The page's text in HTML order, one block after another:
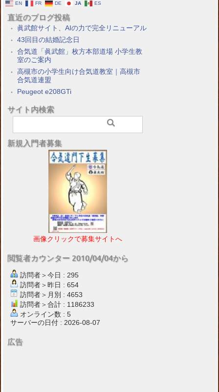
EN FR DE JA ES
直近のブログ投稿
眞武館サイト、AIの力で完全リニューアル
43回目の結婚記念日
合気道「眞武館」枚方本部道場 小学生教
室のご案内
高槻市の小学生向け合気道教室｜高槻市
合気道連盟
Peugeot e208GTi
サイト内検索
新規入門者募集
画像クリックで募集サイトへ
閲覧者カウンター 2010/04/04から
訪問者＞今日 : 295
訪問者＞昨日 : 654
訪問者＞月別 : 4653
訪問者＞合計 : 1186233
オンライン数 : 5
サーバーの日付 : 2026-08-07
広告